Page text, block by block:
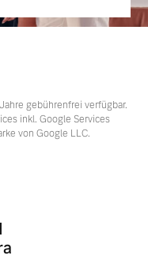
gebührenfrei verfügbar.
inkl. Google Services
von Google LLC.